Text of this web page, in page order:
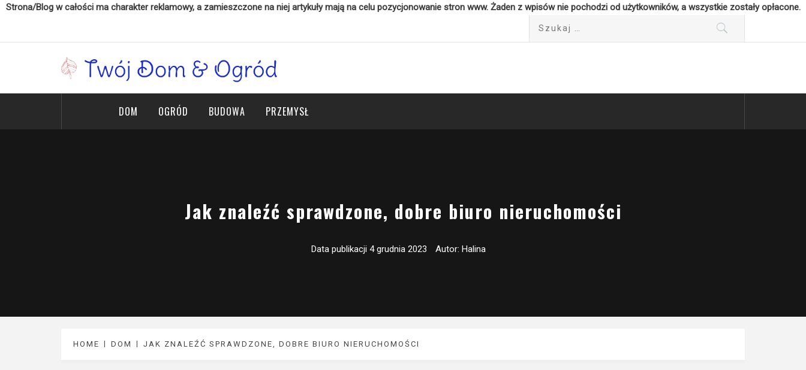
Strona/Blog w całości ma charakter reklamowy, a zamieszczone na niej artykuły mają na celu pozycjonowanie stron www. Żaden z wpisów nie pochodzi od użytkowników, a wszystkie zostały opłacone.
Twój Dom & Ogród
Twój dom marzeń
DOM OGRÓD BUDOWA PRZEMYSŁ
Jak znaleźć sprawdzone, dobre biuro nieruchomości
Data publikacji 4 grudnia 2023 Autor: Halina
HOME DOM JAK ZNALEŹĆ SPRAWDZONE, DOBRE BIURO NIERUCHOMOŚCI